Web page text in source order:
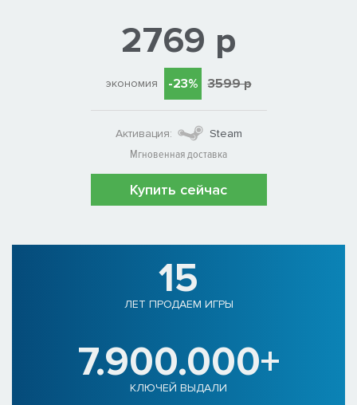
2769 р
экономия -23% 3599 р
Активация:
Steam
Мгновенная доставка
Купить сейчас
15
ЛЕТ ПРОДАЕМ ИГРЫ
7.900.000+
КЛЮЧЕЙ ВЫДАЛИ